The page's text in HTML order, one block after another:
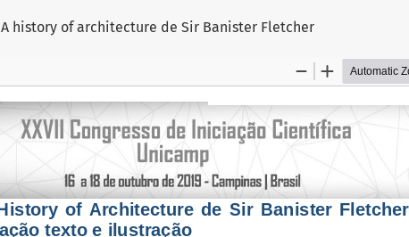
Voltar aos Detalhes do Artigo
A history of architecture de Sir Banister Fletcher